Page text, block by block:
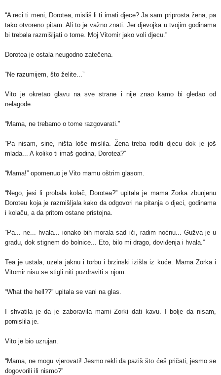
“A reci ti meni, Dorotea, misliš li ti imati djece? Ja sam priprosta žena, pa
tako otvoreno pitam. Ali to je važno znati. Jer djevojka u tvojim godinama
bi trebala razmišljati o tome. Moj Vitomir jako voli djecu.”
Dorotea je ostala neugodno zatečena.
“Ne razumijem, što želite...”
Vito je okretao glavu na sve strane i nije znao kamo bi gledao od
nelagode.
“Mama, ne trebamo o tome razgovarati.”
“Pa nisam, sine, ništa loše mislila. Žena treba roditi djecu dok je još
mlada... A koliko ti imaš godina, Dorotea?”
“Mama!” opomenuo je Vito mamu oštrim glasom.
“Nego, jesi li probala kolač, Dorotea?” upitala je mama Zorka zbunjenu
Doroteu koja je razmišljala kako da odgovori na pitanja o djeci, godinama
i kolaču, a da pritom ostane pristojna.
“Pa... ne... hvala... ionako bih morala sad ići, radim noćnu... Gužva je u
gradu, dok stignem do bolnice... Eto, bilo mi drago, doviđenja i hvala.”
Tea je ustala, uzela jaknu i torbu i brzinski izišla iz kuće. Mama Zorka i
Vitomir nisu se stigli niti pozdraviti s njom.
“What the hell??” upitala se vani na glas.
I shvatila je da je zaboravila mami Zorki dati kavu. I bolje da nisam,
pomislila je.
Vito je bio uzrujan.
“Mama, ne mogu vjerovati! Jesmo rekli da paziš što ćeš pričati, jesmo se
dogovorili ili nismo?”